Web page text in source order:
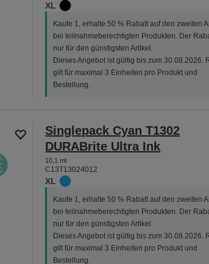
XL
Kaufe 1, erhalte 50 % Rabatt auf den zweiten
bei teilnahmeberechtigten Produkten. Der
nur für den günstigsten Artikel.
Dieses Angebot ist gültig bis zum 30.08.2026.
gilt für maximal 3 Einheiten pro Produkt und
Bestellung.
Singlepack Cyan T1302
DURABrite Ultra Ink
10,1 ml
C13T13024012
XL
Kaufe 1, erhalte 50 % Rabatt auf den zweiten
bei teilnahmeberechtigten Produkten. Der
nur für den günstigsten Artikel.
Dieses Angebot ist gültig bis zum 30.08.2026.
gilt für maximal 3 Einheiten pro Produkt und
Bestellung.